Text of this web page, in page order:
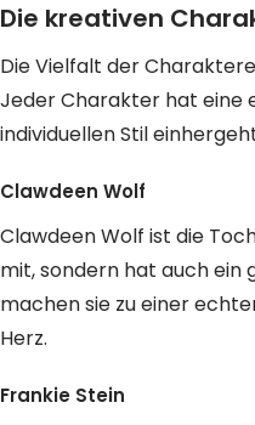
Die kreativen
Die Vielfalt der
Jeder Charakter hat eine
individuellen Stil
Clawdeen Wolf
Clawdeen Wolf ist die
mit, sondern hat auch ein
machen sie zu einer
Herz.
Frankie Stein